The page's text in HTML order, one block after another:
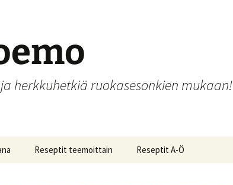
herkkuhetkiä ruokasesonkien mukaan!
Reseptit teemoittain Reseptit A-Ö